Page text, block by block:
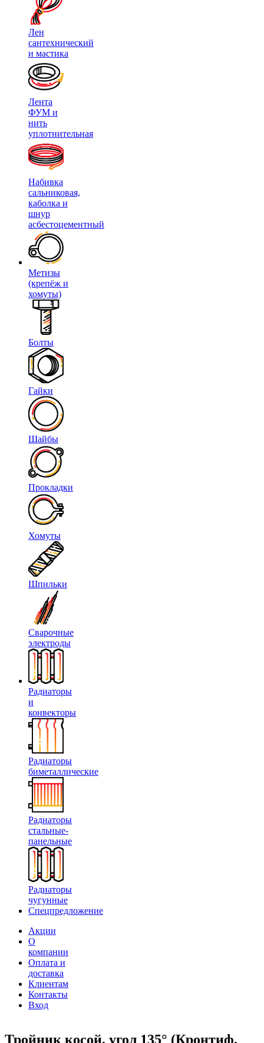
Лен
сантехнический
и мастика
Лента
ФУМ и
нить
уплотнительная
Набивка
сальниковая,
каболка и
шнур
асбестоцементный
Метизы
(крепёж и
хомуты)
Болты
Гайки
Шайбы
Прокладки
Хомуты
Шпильки
Сварочные
электроды
Радиаторы
и
конвекторы
Радиаторы
биметаллические
Радиаторы
стальные-
панельные
Радиаторы
чугунные
Спецпредложение
Акции
О
компании
Оплата и
доставка
Клиентам
Контакты
Вход
Тройник косой, угол 135° (Кронтиф,